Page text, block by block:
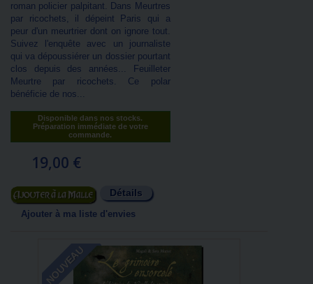
roman policier palpitant. Dans Meurtres
par ricochets, il dépeint Paris qui a
peur d'un meurtrier dont on ignore tout.
Suivez l'enquête avec un journaliste
qui va dépoussiérer un dossier pourtant
clos depuis des années... Feuilleter
Meurtre par ricochets. Ce polar
bénéficie de nos...
Disponible dans nos stocks.
Préparation immédiate de votre
commande.
19,00 €
Ajouter au panier Détails
Ajouter à ma liste d'envies
NOUVEAU